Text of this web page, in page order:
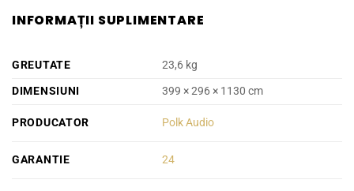
INFORMAȚII SUPLIMENTARE
GREUTATE
23,6 kg
DIMENSIUNI
399 × 296 × 1130 cm
PRODUCATOR Polk Audio
GARANTIE 24